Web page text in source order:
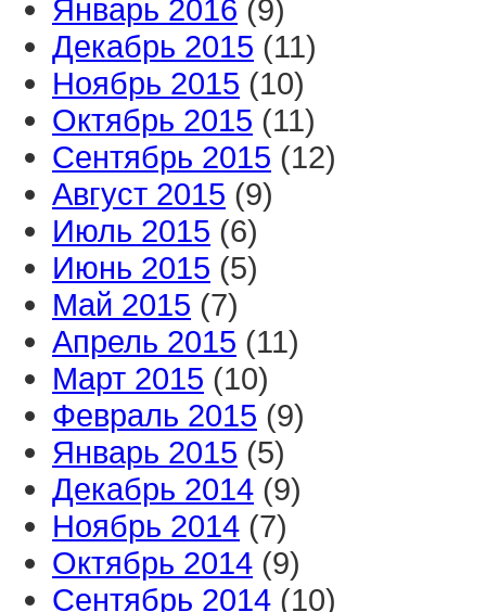
Январь 2016 (9)
Декабрь 2015 (11)
Ноябрь 2015 (10)
Октябрь 2015 (11)
Сентябрь 2015 (12)
Август 2015 (9)
Июль 2015 (6)
Июнь 2015 (5)
Май 2015 (7)
Апрель 2015 (11)
Март 2015 (10)
Февраль 2015 (9)
Январь 2015 (5)
Декабрь 2014 (9)
Ноябрь 2014 (7)
Октябрь 2014 (9)
Сентябрь 2014 (10)